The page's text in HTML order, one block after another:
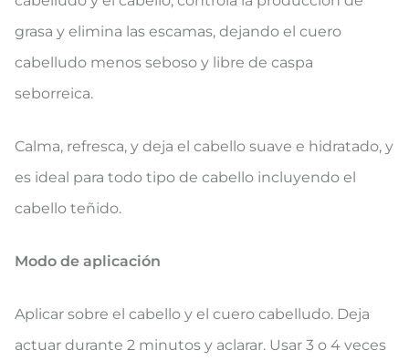
grasa y elimina las escamas, dejando el cuero
cabelludo menos seboso y libre de caspa
seborreica.
Calma, refresca, y deja el cabello suave e hidratado, y
es ideal para todo tipo de cabello incluyendo el
cabello teñido.
Modo de aplicación
Aplicar sobre el cabello y el cuero cabelludo. Deja
actuar durante 2 minutos y aclarar. Usar 3 o 4 veces